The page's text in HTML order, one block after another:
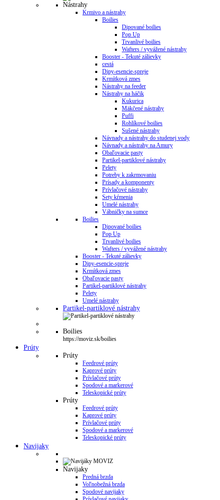
Nástrahy
Krmivo a nástrahy
Boilies
Dipované boilies
Pop Up
Trvanlivé boilies
Wafters / vyvážené nástrahy
Booster - Tekuté zálievky
cestá
Dipy-esencie-spreje
Krmítková zmes
Nástrahy na feeder
Nástrahy na háčik
Kukurica
Mäkčené nástrahy
Puffi
Rohlíkové boilies
Sušené nástrahy
Návnady a nástrahy do studenej vody
Návnady a nástrahy na Amury
Obaľovacie pasty
Partikel-partiklové nástrahy
Pelety
Potreby k zakrmovaniu
Prísady a komponenty
Prívlačové nástrahy
Sety kŕmenia
Umelé nástrahy
Vábničky na sumce
Boilies
Dipované boilies
Pop Up
Trvanlivé boilies
Wafters / vyvážené nástrahy
Booster - Tekuté zálievky
Dipy-esencie-spreje
Krmítková zmes
Obaľovacie pasty
Partikel-partiklové nástrahy
Pelety
Umelé nástrahy
Partikel-partiklové nástrahy
Boilies
https://moviz.sk/boilies
Prúty
Prúty
Feedrové prúty
Kaprové prúty
Prívlačové prúty
Spodové a markerové
Teleskopické prúty
Prúty
Feedrové prúty
Kaprové prúty
Prívlačové prúty
Spodové a markerové
Teleskopické prúty
Navijaky
Navijaky
Predná brzda
Voľnobežná brzda
Spodové navijaky